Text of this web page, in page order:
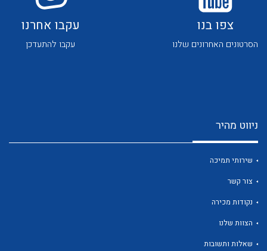
צפו בנו
הסרטונים האחרונים שלנו
עקבו אחרנו
עקבו להתעדכן
ניווט מהיר
שירותי תמיכה
צור קשר
נקודות מכירה
הצוות שלנו
שאלות ותשובות